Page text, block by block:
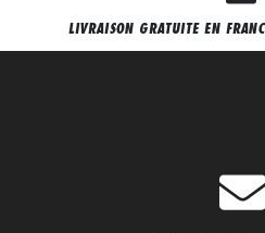
LIVRAISON GRATUITE EN